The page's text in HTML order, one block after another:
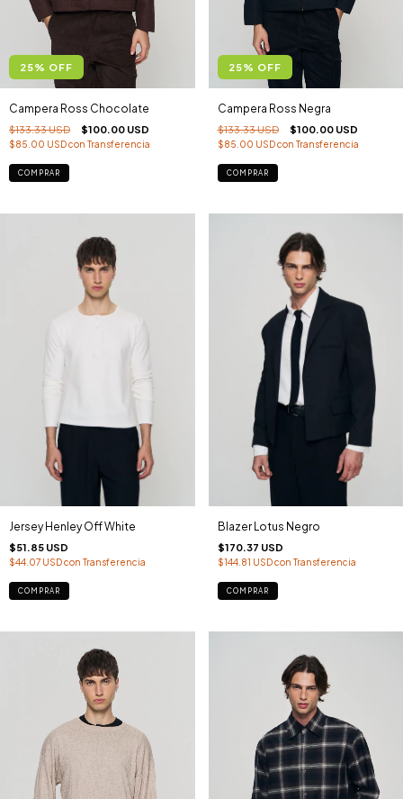
25% OFF
Campera Ross Chocolate
$133.33 USD $100.00 USD
$85.00 USDcon Transferencia
COMPRAR
25% OFF
Campera Ross Negra
$133.33 USD $100.00 USD
$85.00 USDcon Transferencia
COMPRAR
Jersey Henley Off White
$51.85 USD
$44.07 USDcon Transferencia
COMPRAR
Blazer Lotus Negro
$170.37 USD
$144.81 USDcon Transferencia
COMPRAR